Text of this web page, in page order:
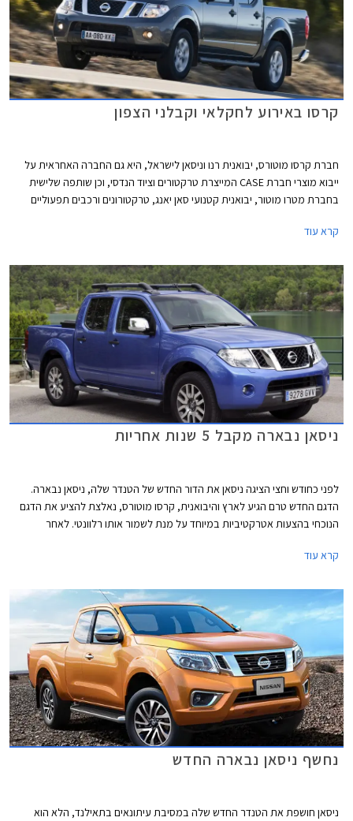
קרסו באירוע לחקלאי וקבלני הצפון
חברת קרסו מוטורס, יבואנית רנו וניסאן לישראל, היא גם החברה האחראית על
ייבוא מוצרי חברת CASE המייצרת טרקטורים וציוד הנדסי, וכן שותפה שלישית
בחברת מטרו מוטור, יבואנית קטנועי סאן יאנג, טרקטורונים ורכבים תפעוליים
לחקלאים ולקבלנים.
קרא עוד
ניסאן נבארה מקבל 5 שנות אחריות
לפני כחודש וחצי הציגה ניסאן את הדור החדש של הטנדר שלה, ניסאן נבארה.
הדגם החדש טרם הגיע לארץ והיבואנית, קרסו מוטורס, נאלצת להציע את הדגם
הנוכחי בהצעות אטרקטיביות במיוחד על מנת לשמור אותו רלוונטי. לאחר
קרא עוד
נחשף ניסאן נבארה החדש
ניסאן חושפת את הטנדר החדש שלה במסיבת עיתונאים בתאילנד, הלא הוא